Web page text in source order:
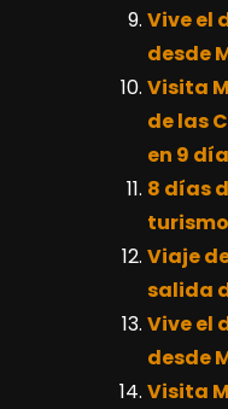
Vive el
desde
Visita
de las
en 9
8 días
Viaje
salida
Vive el
desde
Visita